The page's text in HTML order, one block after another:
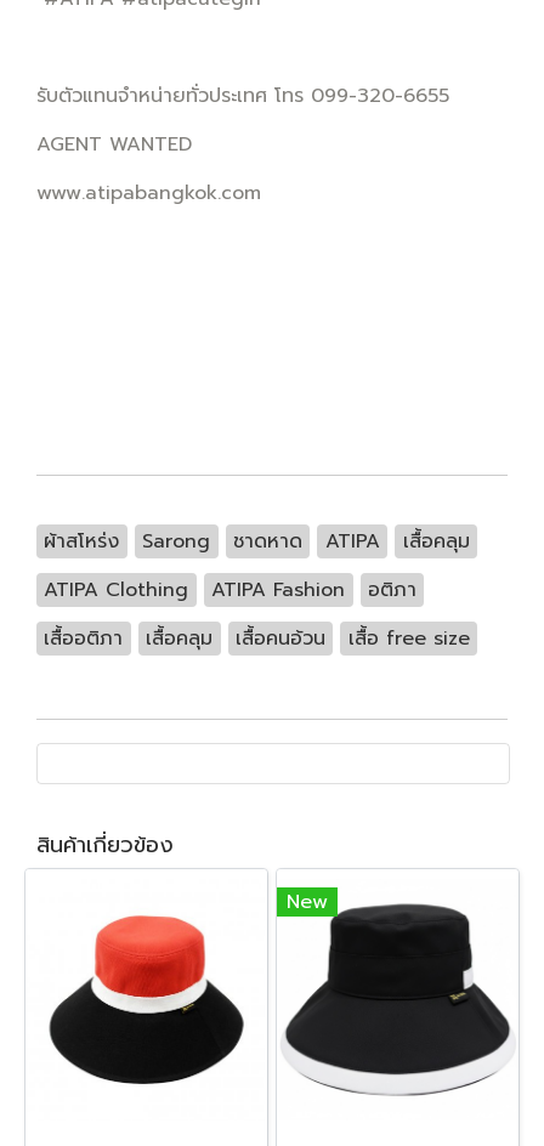
รับตัวแทนจำหน่ายทั่วประเทศ โทร 099-320-6655
AGENT WANTED
www.atipabangkok.com
ผ้าสโหร่ง Sarong ชาดหาด ATIPA
เสื้อคลุม
ATIPA Clothing
ATIPA Fashion
อติภา
เสื้ออติภา
เสื้อคลุม เสื้อคนอ้วน เสื้อ free size
สินค้าเกี่ยวข้อง
New